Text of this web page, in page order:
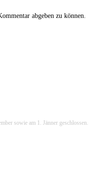
abgeben zu können.
sowie am 1. Jänner geschlossen.